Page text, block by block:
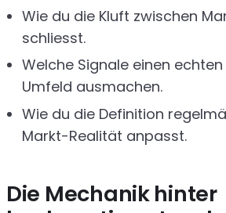
Wie du die Kluft zwischen
schliesst.
Welche Signale einen echten
Umfeld ausmachen.
Wie du die Definition
Markt-Realität anpasst.
Die Mechanik hinter